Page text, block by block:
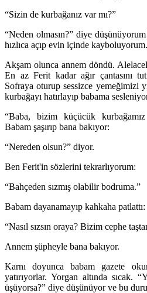
“Sizin de kurbağanız var mı?”
“Neden olmasın?” diye
hızlıca açıp evin içinde kayboluyorum.
Akşam olunca annem döndü.
En az Ferit kadar ağır çantasını
Sofraya oturup sessizce yemeğimizi
kurbağayı hatırlayıp babama
“Baba, bizim küçücük
Babam şaşırıp bana bakıyor:
“Nereden olsun?” diyor.
Ben Ferit'in sözlerini tekrarlıyorum:
“Bahçeden sızmış olabilir bodruma.”
Babam dayanamayıp kahkaha patlattı:
“Nasıl sızsın oraya? Bizim cephe
Annem şüpheyle bana bakıyor.
Karnı doyunca babam gazete
yatırıyorlar. Yorgan altında sıcak.
üşüyorsa?” diye düşünüyor ve bu